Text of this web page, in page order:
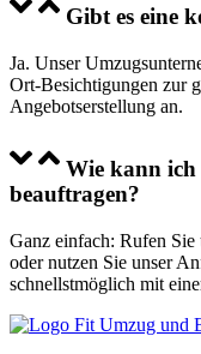
Gibt es eine
Ja. Unser
Ort-Besichtigungen zur
Angebotserstellung an.
Wie kann ich
beauftragen?
Ganz einfach: Rufen Sie
oder nutzen Sie unser
schnellstmöglich mit